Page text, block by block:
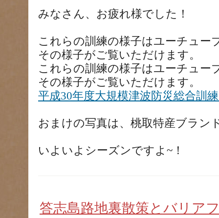
みなさん、お疲れ様でした！
これらの訓練の様子はユーチュー
その様子がご覧いただけます。
これらの訓練の様子はユーチュー
その様子がご覧いただけます。
平成30年度大規模津波防災総合訓
おまけの写真は、桃取特産ブラン
いよいよシーズンですよ~！
答志島路地裏散策とバリ